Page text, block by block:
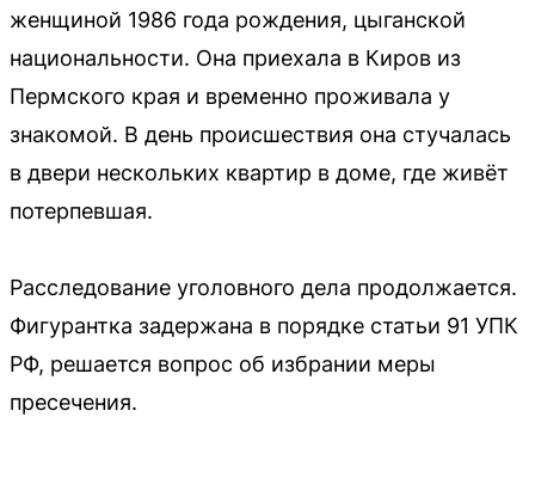
женщиной 1986 года рождения, цыганской
национальности. Она приехала в Киров из
Пермского края и временно проживала у
знакомой. В день происшествия она стучалась
в двери нескольких квартир в доме, где живёт
потерпевшая.
Расследование уголовного дела продолжается.
Фигурантка задержана в порядке статьи 91 УПК
РФ, решается вопрос об избрании меры
пресечения.